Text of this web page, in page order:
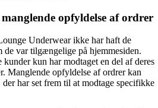
opfyldelse af ordrer
Underwear ikke har haft de
de var tilgængelige på hjemmesiden.
kun har modtaget en del af deres
Manglende opfyldelse af ordrer kan
har set frem til at modtage specifikke